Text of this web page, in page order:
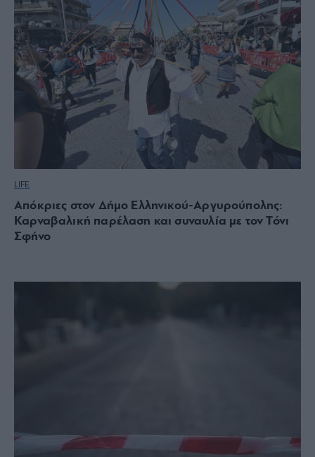
LIFE
Απόκριες στον Δήμο Ελληνικού-Αργυρούπολης:
Καρναβαλική παρέλαση και συναυλία με τον Τόνι
Σφήνο